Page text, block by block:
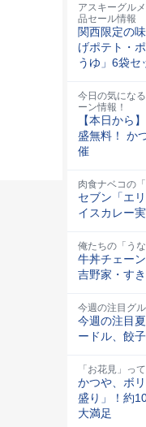
アスキーグル
品セール情報
関西限定の
げポテト・
うゆ」6袋セ
今日の気にな
ーン情報！
【本日から
盛無料！ か
催
肉食ナベコの
セブン「エ
イスカレー
俺たちの「う
牛丼チェー
吉野家・す
今週の注目グ
今週の注目
ードル、餃
「お花見」っ
かつや、ボ
盛り」！約
大満足